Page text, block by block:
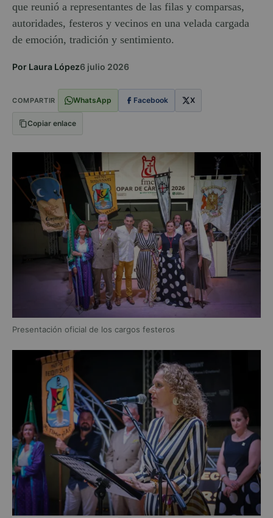
que reunió a representantes de las filas y comparsas,
autoridades, festeros y vecinos en una velada cargada
de emoción, tradición y sentimiento.
Por Laura López6 julio 2026
COMPARTIR WhatsApp Facebook X
Copiar enlace
Presentación oficial de los cargos festeros